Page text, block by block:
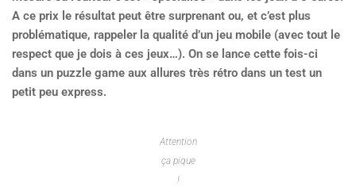
A ce prix le résultat peut être surprenant ou, et c’est plus
problématique, rappeler la qualité d’un jeu mobile (avec tout le
respect que je dois à ces jeux…). On se lance cette fois-ci
dans un puzzle game aux allures très rétro dans un test un
petit peu express.
Attention
ça pique
!